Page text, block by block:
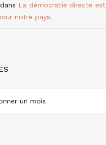
dans La démocratie directe
notre pays.